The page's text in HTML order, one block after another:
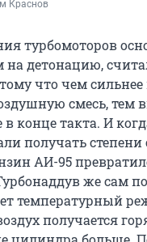
Краснов
турбомоторов
детонацию,
что чем
смесь, тем
в конце такта. И
получать степени
АИ-95
же сам
температурный
получается